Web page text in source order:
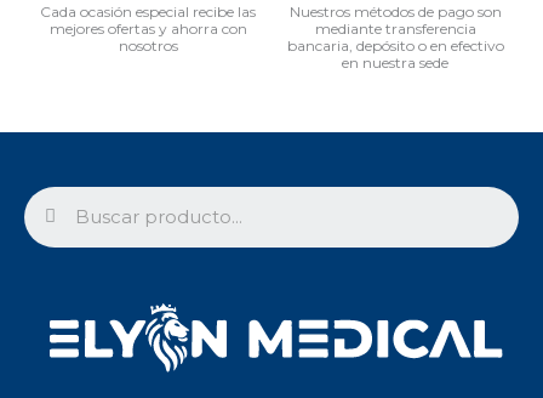
Cada ocasión especial recibe las
mejores ofertas y ahorra con
nosotros
Nuestros métodos de pago son
mediante transferencia
bancaria, depósito o en efectivo
en nuestra sede